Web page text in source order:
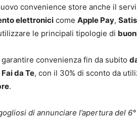
convenience store anche il
elettronici come Apple Pay,
le principali tipologie di
convenienza fin da subito
da Te, con il 30% di sconto da
.
di annunciare l’apertura del